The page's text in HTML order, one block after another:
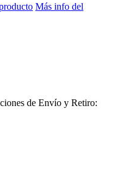
Más info del
de Envío y Retiro: